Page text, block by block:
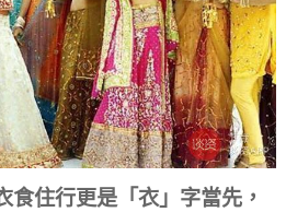
食住行更是「衣」字當先，